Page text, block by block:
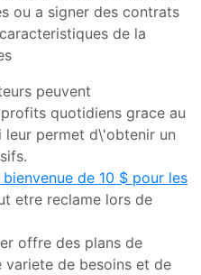
ou a signer des contrats
de la
peuvent
quotidiens grace au
leur permet d\'obtenir un
bienvenue de 10 $ pour les
etre reclame lors de
offre des plans de
de besoins et de